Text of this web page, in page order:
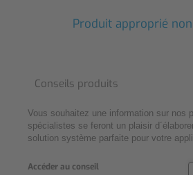
Produit approprié
Conseils produits
Vous souhaitez une information sur nos
spécialistes se feront un plaisir
solution système parfaite pour votre
Accéder au conseil